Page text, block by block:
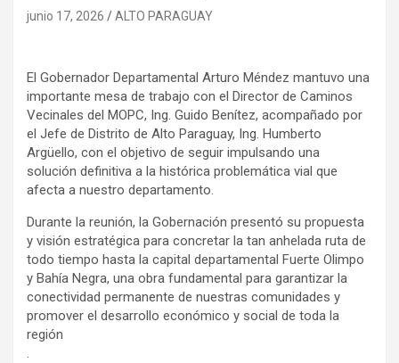
junio 17, 2026 ALTO PARAGUAY
El Gobernador Departamental Arturo Méndez mantuvo una
importante mesa de trabajo con el Director de Caminos
Vecinales del MOPC, Ing. Guido Benítez, acompañado por
el Jefe de Distrito de Alto Paraguay, Ing. Humberto
Argüello, con el objetivo de seguir impulsando una
solución definitiva a la histórica problemática vial que
afecta a nuestro departamento.
Durante la reunión, la Gobernación presentó su propuesta
y visión estratégica para concretar la tan anhelada ruta de
todo tiempo hasta la capital departamental Fuerte Olimpo
y Bahía Negra, una obra fundamental para garantizar la
conectividad permanente de nuestras comunidades y
promover el desarrollo económico y social de toda la
región
.